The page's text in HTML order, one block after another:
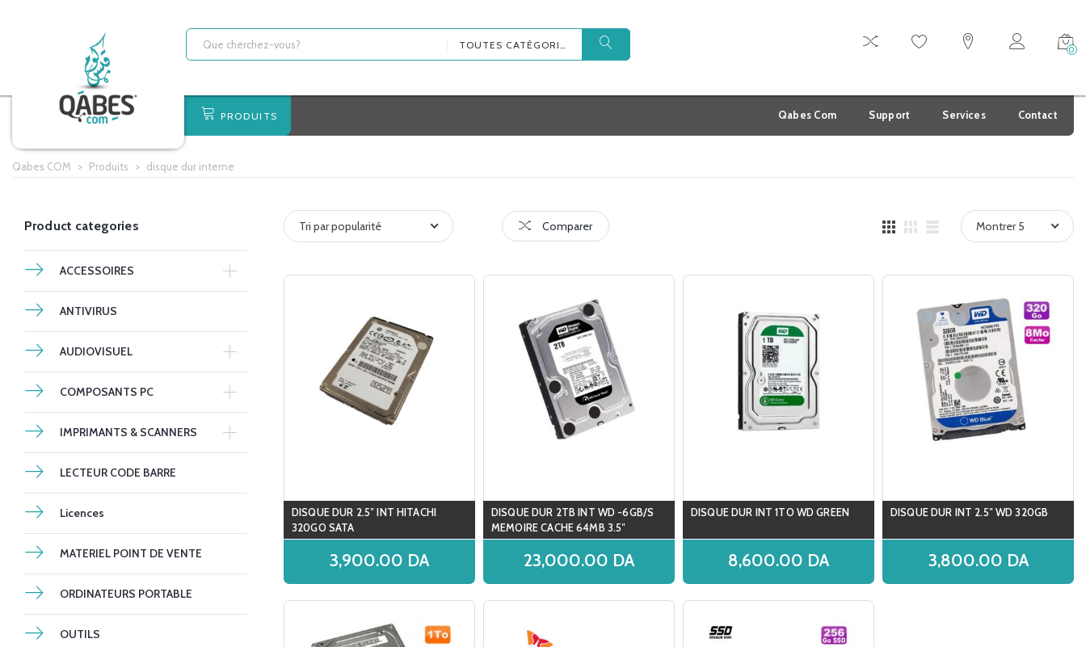
TOUTES CATÉGORIES 0
PRODUITS Qabes Com Support Services Contact
Qabes COM > Produits > disque dur interne
Product categories
ACCESSOIRES
ANTIVIRUS
AUDIOVISUEL
COMPOSANTS PC
IMPRIMANTS & SCANNERS
LECTEUR CODE BARRE
Licences
MATERIEL POINT DE VENTE
ORDINATEURS PORTABLE
OUTILS
Tri par popularité Comparer Montrer 5
DISQUE DUR 2.5″ INT HITACHI
320GO SATA
3,900.00 DA
DISQUE DUR 2TB INT WD -6GB/S
MEMOIRE CACHE 64MB 3.5″
PERFORMANCE BLACK
23,000.00 DA
DISQUE DUR INT 1TO WD GREEN
8,600.00 DA
DISQUE DUR INT 2.5″ WD 320GB
3,800.00 DA